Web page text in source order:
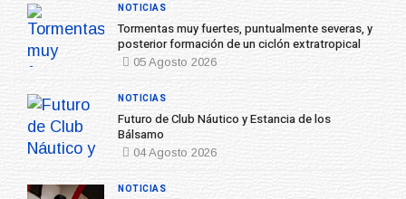
Tormentas muy fuertes, puntualmente severas, y
posterior formación de un ciclón extratropical
05 Agosto 2026
NOTICIAS
Futuro de Club Náutico y Estancia de los
Bálsamo
04 Agosto 2026
NOTICIAS
NOTICIAS